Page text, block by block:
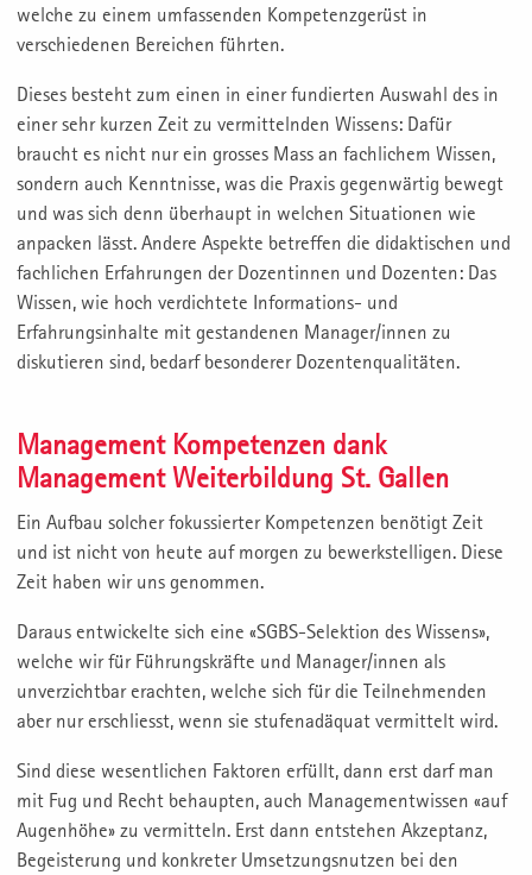
welche zu einem umfassenden Kompetenzgerüst in
verschiedenen Bereichen führten.
Dieses besteht zum einen in einer fundierten Auswahl des in
einer sehr kurzen Zeit zu vermittelnden Wissens: Dafür
braucht es nicht nur ein grosses Mass an fachlichem Wissen,
sondern auch Kenntnisse, was die Praxis gegenwärtig bewegt
und was sich denn überhaupt in welchen Situationen wie
anpacken lässt. Andere Aspekte betreffen die didaktischen und
fachlichen Erfahrungen der Dozentinnen und Dozenten: Das
Wissen, wie hoch verdichtete Informations- und
Erfahrungsinhalte mit gestandenen Manager/innen zu
diskutieren sind, bedarf besonderer Dozentenqualitäten.
Management Kompetenzen dank
Management Weiterbildung St. Gallen
Ein Aufbau solcher fokussierter Kompetenzen benötigt Zeit
und ist nicht von heute auf morgen zu bewerkstelligen. Diese
Zeit haben wir uns genommen.
Daraus entwickelte sich eine «SGBS-Selektion des Wissens»,
welche wir für Führungskräfte und Manager/innen als
unverzichtbar erachten, welche sich für die Teilnehmenden
aber nur erschliesst, wenn sie stufenadäquat vermittelt wird.
Sind diese wesentlichen Faktoren erfüllt, dann erst darf man
mit Fug und Recht behaupten, auch Managementwissen «auf
Augenhöhe» zu vermitteln. Erst dann entstehen Akzeptanz,
Begeisterung und konkreter Umsetzungsnutzen bei den